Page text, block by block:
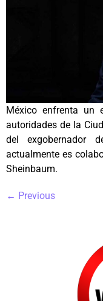
México enfrenta un
autoridades de la
del exgobernador
actualmente es
Sheinbaum.
← Previous